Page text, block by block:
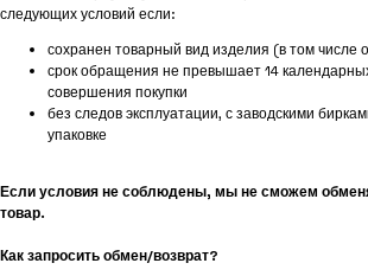
следующих условий если:
сохранен товарный вид изделия (в том числе
срок обращения не превышает 14
совершения покупки
без следов эксплуатации, с заводскими
упаковке
Если условия не соблюдены, мы не сможем
товар.
Как запросить обмен/возврат?